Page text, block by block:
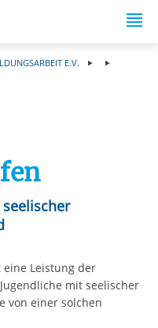
E.V.
Leistung der
mit seelischer
von einer solchen